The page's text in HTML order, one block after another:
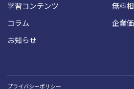
学習コンテンツ
コラム
お知らせ
無料
企業
プライバシーポリシー